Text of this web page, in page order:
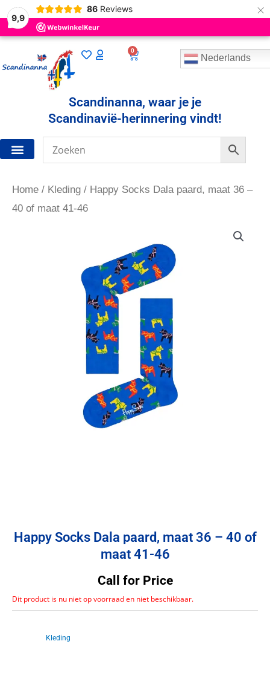
9,9
86 Reviews ×
0
Winkelwagen Nederlands
Scandinanna, waar je je
Scandinavië-herinnering vindt!
Home / Kleding / Happy Socks Dala paard, maat 36 –
40 of maat 41-46
Happy Socks Dala paard, maat 36 – 40 of
maat 41-46
Call for Price
Dit product is nu niet op voorraad en niet beschikbaar.
Kleding